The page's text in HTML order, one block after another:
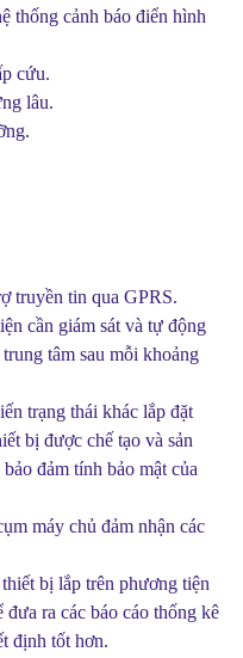
thống cảnh báo điển hình
cứu.
lâu.
truyền tin qua GPRS.
cần giám sát và tự động
tâm sau mỗi khoảng
trạng thái khác lắp đặt
bị được chế tạo và sản
đảm tính bảo mật của
máy chủ đảm nhận các
bị lắp trên phương tiện
ra các báo cáo thống kê
định tốt hơn.